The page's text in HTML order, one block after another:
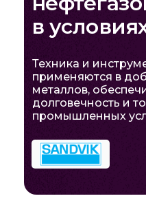
в
Техника и
применяются в
металлов,
долговечность и
промышленных